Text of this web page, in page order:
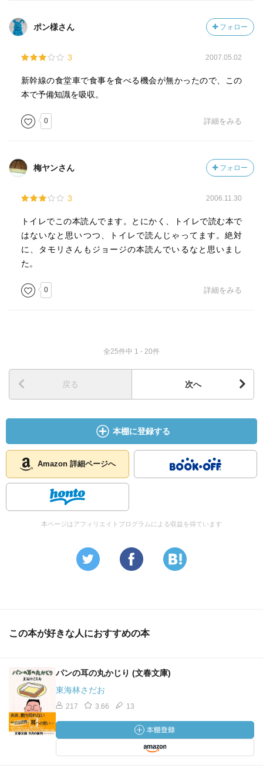
ポン様さん フォロー
3 2007.05.02
新幹線の食堂車で食事を食べる機会が無かったので、この
本で予備知識を吸収。
0 詳細をみる
梅ヤンさん フォロー
3 2006.11.30
トイレでこの本読んでます。とにかく、トイレで読む本で
はないなと思いつつ、トイレで読んじゃってます。絶対
に、タモリさんもジョージの本読んでいるなと思いまし
た。
0 詳細をみる
全25件中 1 - 20件
戻る 次へ
本棚に登録する
Amazon 詳細ページへ
本ページはアフィリエイトプログラムによる収益を得ています
この本が好きな人におすすめの本
パンの耳の丸かじり (文春文庫)
東海林さだお
217 3.66 13